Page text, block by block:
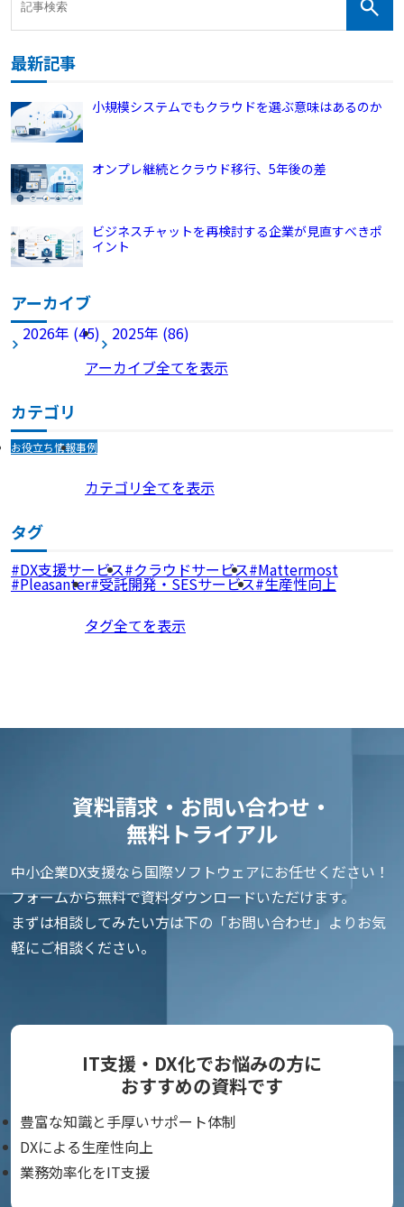
最新記事
小規模システムでもクラウドを選ぶ意味はあるのか
オンプレ継続とクラウド移行、5年後の差
ビジネスチャットを再検討する企業が見直すべきポ
イント
アーカイブ
2026年 (45)
2025年 (86)
アーカイブ全てを表示
カテゴリ
お役立ち情報事例
カテゴリ全てを表示
タグ
DX支援サービス クラウドサービス Mattermost
Pleasanter 受託開発・SESサービス 生産性向上
タグ全てを表示
資料請求・お問い合わせ・
無料トライアル
中小企業DX支援なら国際ソフトウェアにお任せください！
フォームから無料で資料ダウンロードいただけます。
まずは相談してみたい方は下の「お問い合わせ」よりお気
軽にご相談ください。
IT支援・DX化でお悩みの方に
おすすめの資料です
豊富な知識と手厚いサポート体制
DXによる生産性向上
業務効率化をIT支援